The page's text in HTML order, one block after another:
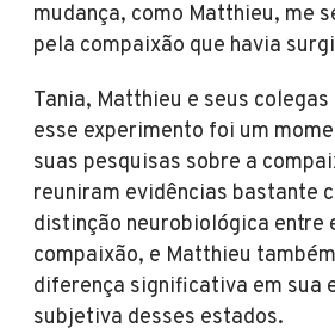
mudança, como Matthieu, me
pela compaixão que havia
Tania, Matthieu e seus
esse experimento foi um
suas pesquisas sobre a
reuniram evidências bastante
distinção neurobiológica entre
compaixão, e Matthieu
diferença significativa em sua
subjetiva desses estados.